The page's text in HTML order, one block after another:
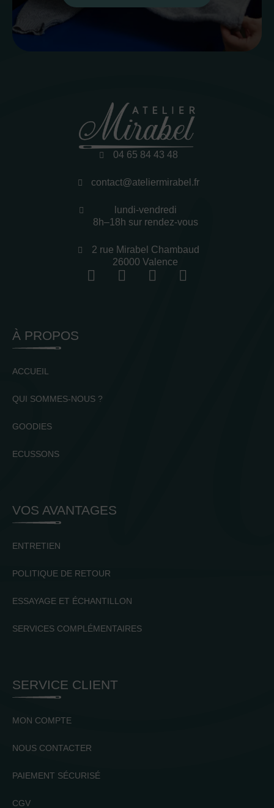
04 65 84 43 48
contact@ateliermirabel.fr
lundi-vendredi
8h–18h sur rendez-vous
2 rue Mirabel Chambaud
26000 Valence
À PROPOS
ACCUEIL
QUI SOMMES-NOUS ?
GOODIES
ECUSSONS
VOS AVANTAGES
ENTRETIEN
POLITIQUE DE RETOUR
ESSAYAGE ET ÉCHANTILLON
SERVICES COMPLÉMENTAIRES
SERVICE CLIENT
MON COMPTE
NOUS CONTACTER
PAIEMENT SÉCURISÉ
CGV